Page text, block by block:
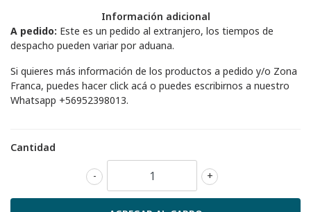
Información adicional
A pedido: Este es un pedido al extranjero, los tiempos de
despacho pueden variar por aduana.
Si quieres más información de los productos a pedido y/o Zona
Franca, puedes hacerclick acá o puedes escribirnos a nuestro
Whatsapp +56952398013.
Cantidad
+
-